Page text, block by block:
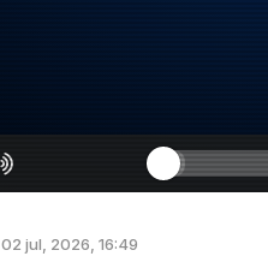
02 jul, 2026, 16:49